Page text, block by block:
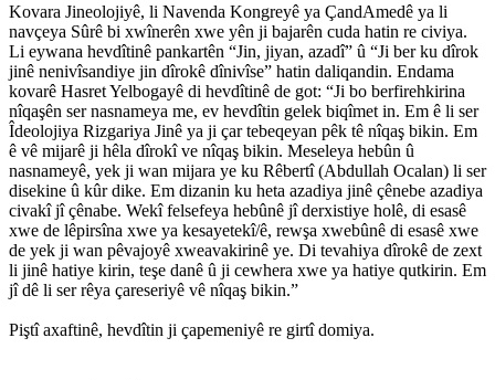
Kovara Jineolojiyê, li Navenda Kongreyê ya ÇandAmedê ya li
navçeya Sûrê bi xwînerên xwe yên ji bajarên cuda hatin re civiya.
Li eywana hevdîtinê pankartên “Jin, jiyan, azadî” û “Ji ber ku dîrok
jinê nenivîsandiye jin dîrokê dînivîse” hatin daliqandin. Endama
kovarê Hasret Yelbogayê di hevdîtinê de got: “Ji bo berfirehkirina
nîqaşên ser nasnameya me, ev hevdîtin gelek biqîmet in. Em ê li ser
Îdeolojiya Rizgariya Jinê ya ji çar tebeqeyan pêk tê nîqaş bikin. Em
ê vê mijarê ji hêla dîrokî ve nîqaş bikin. Meseleya hebûn û
nasnameyê, yek ji wan mijara ye ku Rêbertî (Abdullah Ocalan) li ser
disekine û kûr dike. Em dizanin ku heta azadiya jinê çênebe azadiya
civakî jî çênabe. Wekî felsefeya hebûnê jî derxistiye holê, di esasê
xwe de lêpirsîna xwe ya kesayetekî/ê, rewşa xwebûnê di esasê xwe
de yek ji wan pêvajoyê xweavakirinê ye. Di tevahiya dîrokê de zext
li jinê hatiye kirin, teşe danê û ji cewhera xwe ya hatiye qutkirin. Em
jî dê li ser rêya çareseriyê vê nîqaş bikin.”
Piştî axaftinê, hevdîtin ji çapemeniyê re girtî domiya.